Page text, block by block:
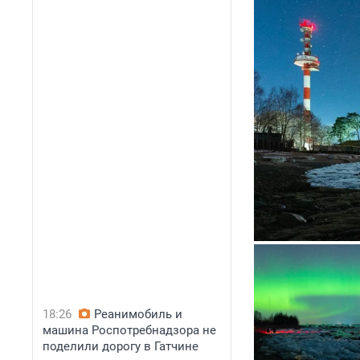
18:26
Реанимобиль и
машина Роспотребнадзора не
поделили дорогу в Гатчине